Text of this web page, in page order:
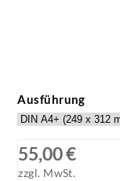
Ausführung
55,00 €
zzgl. MwSt.